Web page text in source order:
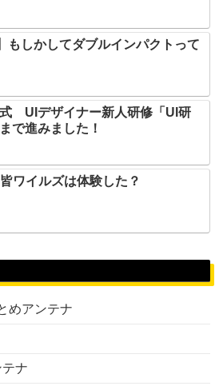
もしかしてダブルインパクトって
UIデザイナー新人研修「UI研
で進みました！
皆ワイルズは体験した？
めアンテナ
ナ